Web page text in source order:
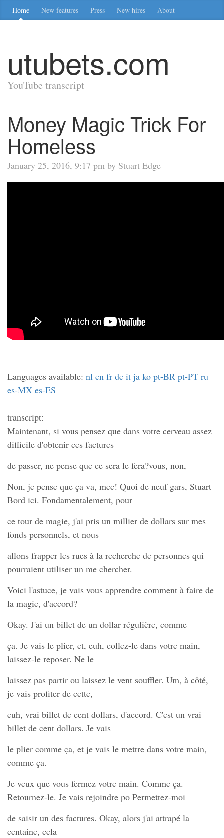
Home New features Press New hires About
utubets.com
YouTube transcript
Money Magic Trick For
Homeless
January 25, 2016, 9:17 pm by Stuart Edge
Languages available: nl en fr de it ja ko pt-BR pt-PT ru
es-MX es-ES
transcript:
Maintenant, si vous pensez que dans votre cerveau assez
difficile d'obtenir ces factures
de passer, ne pense que ce sera le fera?vous, non,
Non, je pense que ça va, mec! Quoi de neuf gars, Stuart
Bord ici. Fondamentalement, pour
ce tour de magie, j'ai pris un millier de dollars sur mes
fonds personnels, et nous
allons frapper les rues à la recherche de personnes qui
pourraient utiliser un me chercher.
Voici l'astuce, je vais vous apprendre comment à faire de
la magie, d'accord?
Okay. J'ai un billet de un dollar régulière, comme
ça. Je vais le plier, et, euh, collez-le dans votre main,
laissez-le reposer. Ne le
laissez pas partir ou laissez le vent souffler. Um, à côté,
je vais profiter de cette,
euh, vrai billet de cent dollars, d'accord. C'est un vrai
billet de cent dollars. Je vais
le plier comme ça, et je vais le mettre dans votre main,
comme ça.
Je veux que vous fermez votre main. Comme ça.
Retournez-le. Je vais rejoindre po Permettez-moi
de saisir un des factures. Okay, alors j'ai attrapé la
centaine, cela